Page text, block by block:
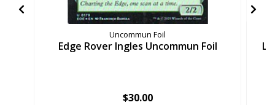
Uncommun Foil
Edge Rover Ingles Uncommun Foil
$30.00